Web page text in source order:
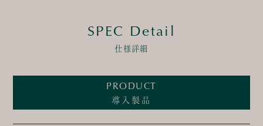
SPEC Detail
仕様詳細
PRODUCT
導入製品